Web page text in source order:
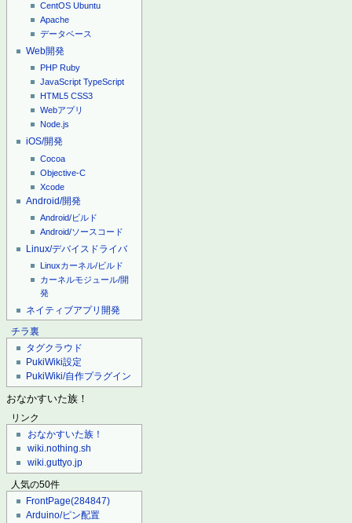
CentOS Ubuntu
Apache
データベース
Web開発
PHP Ruby
JavaScript TypeScript
HTML5 CSS3
Webアプリ
Node.js
iOS/開発
Cocoa
Objective-C
Xcode
Android/開発
Android/ビルド
Android/ソースコード
Linux/デバイスドライバ
Linuxカーネル/ビルド
カーネルモジュール/開
発
ネイティブアプリ開発
チラ裏
タグクラウド
PukiWiki設定
PukiWiki/自作プラグイン
おなかすいた族！
リンク
おなかすいた族！
wiki.nothing.sh
wiki.guttyo.jp
人気の50件
FrontPage(284847)
Arduino/ピン配置